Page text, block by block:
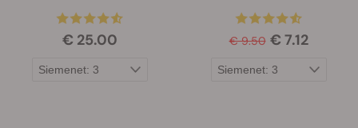
€ 25.00 € 9.50 € 7.12